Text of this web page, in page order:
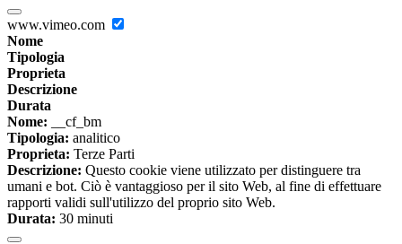
www.vimeo.com
Nome
Tipologia
Proprieta
Descrizione
Durata
Nome: __cf_bm
Tipologia: analitico
Proprieta: Terze Parti
Descrizione: Questo cookie viene utilizzato per distinguere tra
umani e bot. Ciò è vantaggioso per il sito Web, al fine di effettuare
rapporti validi sull'utilizzo del proprio sito Web.
Durata: 30 minuti